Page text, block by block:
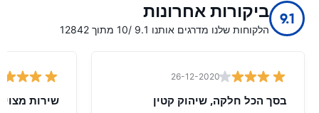
9.1 ביקורות אחרונות
הלקוחות שלנו מדרגים אותנו 9.1 /10 מתוך 12842
26-12-2020
בסך הכל חלקה, שיהוק קטין שירות מצוין